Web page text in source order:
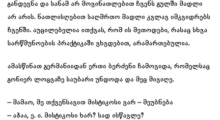
განდევნა და სანამ არ მოვინათლებით ჩვენს გულში მადლი
არ არის. ნათლისღებით საღმრთო მადლი კვლავ იმკვიდრებს
ჩვენში. აუცილებელია ითქვას, რომ ის მეთოდები, რასაც სხვა
სარწმუნოების პრაქტიკაში ვხვდებით, არამართებულია.
ამასწინათ გერმანიიდან ერთი ბერძენი ჩამოვიდა, რომელსაც
გონიერ ლოცვაზე საუბარი უნდოდა და მეც მივიღე.
– მამაო, მე თქვენსავით მისტიკოსი ვარ – მეუბნება
– აჰაა, ე. ი. მისტიკოსი ხარ? სად ისწავლე?